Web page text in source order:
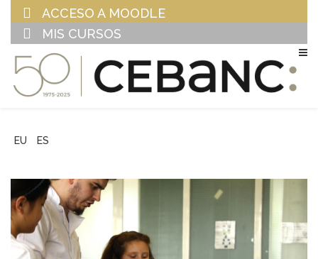
ACCESO A MOODLE
MIS CURSOS
EU ES